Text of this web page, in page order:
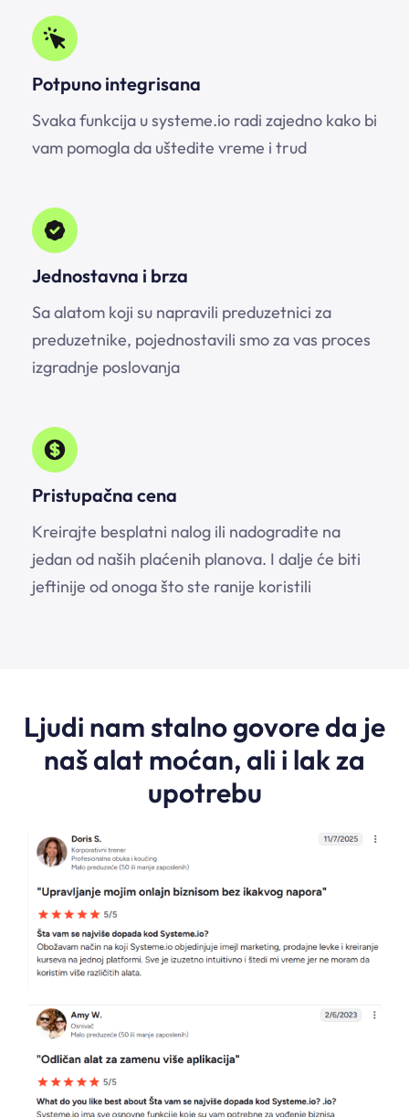
Potpuno integrisana
Svaka funkcija usysteme.io radi zajedno kako bi
vam pomogla da uštedite vreme i trud
Jednostavna i brza
Sa alatom koji su napravili preduzetnici za
preduzetnike, pojednostavili smo za vas proces
izgradnje poslovanja
Pristupačna cena
Kreirajte besplatni nalog ili nadogradite na
jedan od naših plaćenih planova. I dalje će biti
jeftinije od onoga što ste ranije koristili
Ljudi nam stalno govore da je
naš alat moćan, ali i lak za
upotrebu